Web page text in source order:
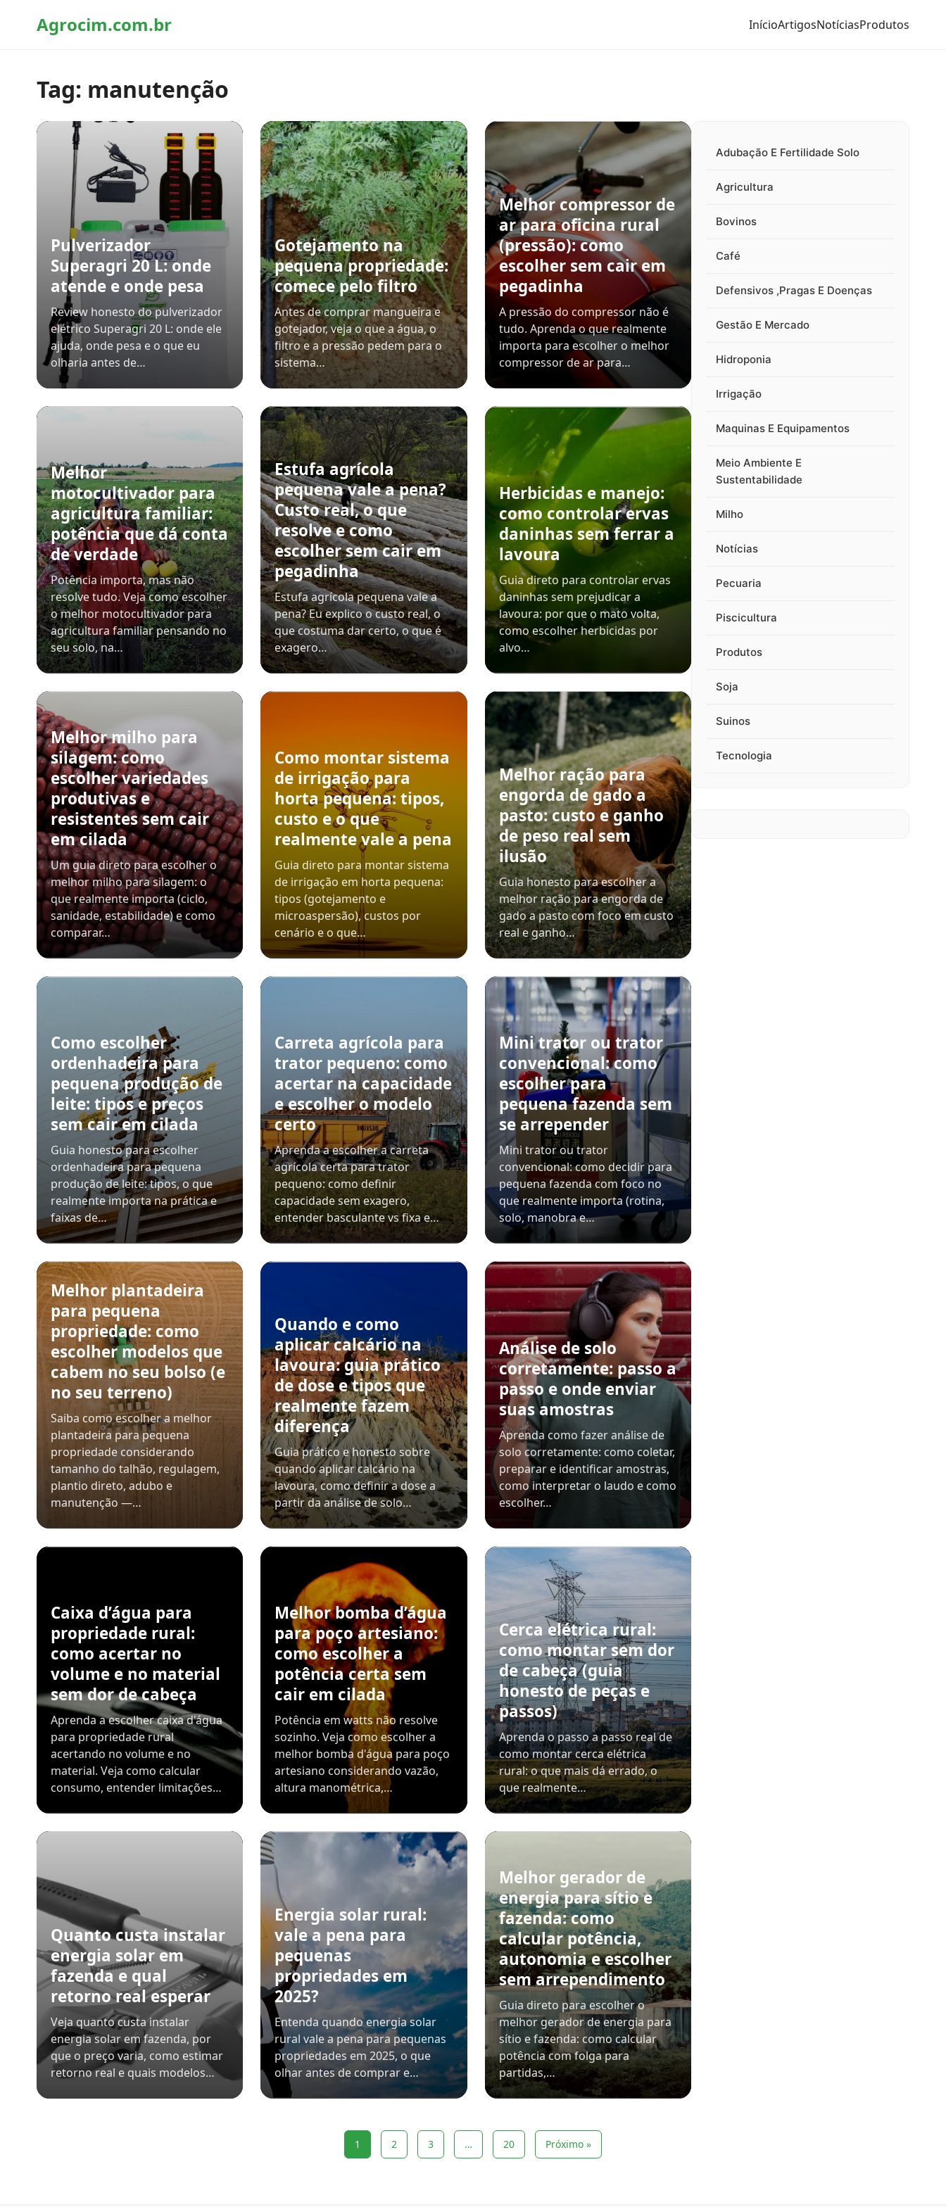
Agrocim.com.br InícioArtigosNotíciasProdutos
Tag: manutenção
Pulverizador
Superagri 20 L: onde
atende e onde pesa
Review honesto do pulverizador
elétrico Superagri 20 L: onde ele
ajuda, onde pesa e o que eu
olharia antes de…
Gotejamento na
pequena propriedade:
comece pelo filtro
Antes de comprar mangueira e
gotejador, veja o que a água, o
filtro e a pressão pedem para o
sistema…
Melhor compressor de
ar para oficina rural
(pressão): como
escolher sem cair em
pegadinha
A pressão do compressor não é
tudo. Aprenda o que realmente
importa para escolher o melhor
compressor de ar para…
Melhor
motocultivador para
agricultura familiar:
potência que dá conta
de verdade
Potência importa, mas não
resolve tudo. Veja como escolher
o melhor motocultivador para
agricultura familiar pensando no
seu solo, na…
Estufa agrícola
pequena vale a pena?
Custo real, o que
resolve e como
escolher sem cair em
pegadinha
Estufa agrícola pequena vale a
pena? Eu explico o custo real, o
que costuma dar certo, o que é
exagero…
Herbicidas e manejo:
como controlar ervas
daninhas sem ferrar a
lavoura
Guia direto para controlar ervas
daninhas sem prejudicar a
lavoura: por que o mato volta,
como escolher herbicidas por
alvo…
Melhor milho para
silagem: como
escolher variedades
produtivas e
resistentes sem cair
em cilada
Um guia direto para escolher o
melhor milho para silagem: o
que realmente importa (ciclo,
sanidade, estabilidade) e como
comparar…
Como montar sistema
de irrigação para
horta pequena: tipos,
custo e o que
realmente vale a pena
Guia direto para montar sistema
de irrigação em horta pequena:
tipos (gotejamento e
microaspersão), custos por
cenário e o que…
Melhor ração para
engorda de gado a
pasto: custo e ganho
de peso real sem
ilusão
Guia honesto para escolher a
melhor ração para engorda de
gado a pasto com foco em custo
real e ganho…
Como escolher
ordenhadeira para
pequena produção de
leite: tipos e preços
sem cair em cilada
Guia honesto para escolher
ordenhadeira para pequena
produção de leite: tipos, o que
realmente importa na prática e
faixas de…
Carreta agrícola para
trator pequeno: como
acertar na capacidade
e escolher o modelo
certo
Aprenda a escolher a carreta
agrícola certa para trator
pequeno: como definir
capacidade sem exagero,
entender basculante vs fixa e…
Mini trator ou trator
convencional: como
escolher para
pequena fazenda sem
se arrepender
Mini trator ou trator
convencional: como decidir para
pequena fazenda com foco no
que realmente importa (rotina,
solo, manobra e…
Melhor plantadeira
para pequena
propriedade: como
escolher modelos que
cabem no seu bolso (e
no seu terreno)
Saiba como escolher a melhor
plantadeira para pequena
propriedade considerando
tamanho do talhão, regulagem,
plantio direto, adubo e
manutenção —…
Quando e como
aplicar calcário na
lavoura: guia prático
de dose e tipos que
realmente fazem
diferença
Guia prático e honesto sobre
quando aplicar calcário na
lavoura, como definir a dose a
partir da análise de solo…
Análise de solo
corretamente: passo a
passo e onde enviar
suas amostras
Aprenda como fazer análise de
solo corretamente: como coletar,
preparar e identificar amostras,
como interpretar o laudo e como
escolher…
Caixa d’água para
propriedade rural:
como acertar no
volume e no material
sem dor de cabeça
Aprenda a escolher caixa d'água
para propriedade rural
acertando no volume e no
material. Veja como calcular
consumo, entender limitações…
Melhor bomba d’água
para poço artesiano:
como escolher a
potência certa sem
cair em cilada
Potência em watts não resolve
sozinho. Veja como escolher a
melhor bomba d'água para poço
artesiano considerando vazão,
altura manométrica,…
Cerca elétrica rural:
como montar sem dor
de cabeça (guia
honesto de peças e
passos)
Aprenda o passo a passo real de
como montar cerca elétrica
rural: o que mais dá errado, o
que realmente…
Quanto custa instalar
energia solar em
fazenda e qual
retorno real esperar
Veja quanto custa instalar
energia solar em fazenda, por
que o preço varia, como estimar
retorno real e quais modelos…
Energia solar rural:
vale a pena para
pequenas
propriedades em
2025?
Entenda quando energia solar
rural vale a pena para pequenas
propriedades em 2025, o que
olhar antes de comprar e…
Melhor gerador de
energia para sítio e
fazenda: como
calcular potência,
autonomia e escolher
sem arrependimento
Guia direto para escolher o
melhor gerador de energia para
sítio e fazenda: como calcular
potência com folga para
partidas,…
Adubação E Fertilidade Solo
Agricultura
Bovinos
Café
Defensivos ,Pragas E Doenças
Gestão E Mercado
Hidroponia
Irrigação
Maquinas E Equipamentos
Meio Ambiente E
Sustentabilidade
Milho
Notícias
Pecuaria
Piscicultura
Produtos
Soja
Suinos
Tecnologia
1 2 3 … 20 Próximo »